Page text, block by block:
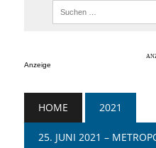
Anzeige
HOME 2021
25. JUNI 2021 –